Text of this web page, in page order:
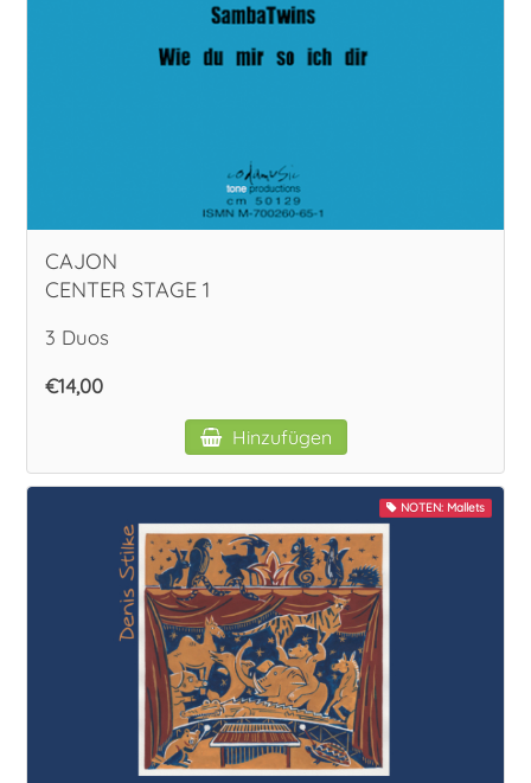
CAJON
CENTER STAGE 1
3 Duos
€14,00
Hinzufügen
NOTEN: Mallets